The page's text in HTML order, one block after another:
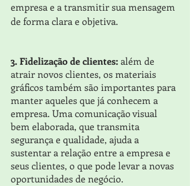
empresa e a transmitir sua mensagem
de forma clara e objetiva.
3. Fidelização de clientes: além de
atrair novos clientes, os materiais
gráficos também são importantes para
manter aqueles que já conhecem a
empresa. Uma comunicação visual
bem elaborada, que transmita
segurança e qualidade, ajuda a
sustentar a relação entre a empresa e
seus clientes, o que pode levar a novas
oportunidades de negócio.